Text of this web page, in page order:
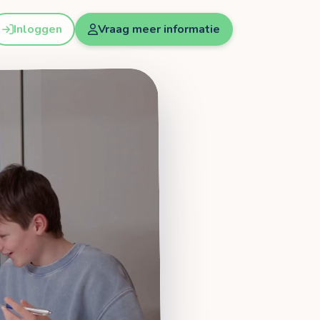
Inloggen Vraag meer informatie